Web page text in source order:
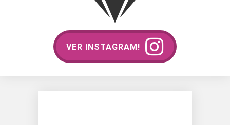
VER INSTAGRAM!